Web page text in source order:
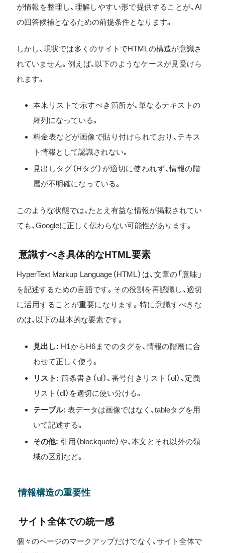
が情報を整理し、理解しやすい形で提供することが、AI
の回答候補となるための前提条件となります。
しかし、現状では多くのサイトでHTMLの構造が意識さ
れていません。例えば、以下のようなケースが見受けら
れます。
本来リストで示すべき箇所が、単なるテキストの
羅列になっている。
料金表などが画像で貼り付けられており、テキス
ト情報として認識されない。
見出しタグ（Hタグ）が適切に使われず、情報の階
層が不明確になっている。
このような状態では、たとえ有益な情報が掲載されてい
ても、Googleに正しく伝わらない可能性があります。
意識すべき具体的なHTML要素
HyperText Markup Language（HTML）は、文章の「意味」
を記述するための言語です。その役割を再認識し、適切
に活用することが重要になります。特に意識すべきな
のは、以下の基本的な要素です。
見出し: H1からH6までのタグを、情報の階層に合
わせて正しく使う。
リスト: 箇条書き（ul）、番号付きリスト（ol）、定義
リスト（dl）を適切に使い分ける。
テーブル: 表データは画像ではなく、tableタグを用
いて記述する。
その他: 引用（blockquote）や、本文とそれ以外の領
域の区別など。
情報構造の重要性
サイト全体での統一感
個々のページのマークアップだけでなく、サイト全体で